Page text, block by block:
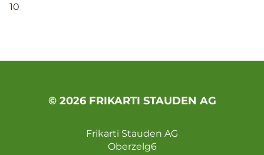
10
© 2026 FRIKARTI STAUDEN AG
Frikarti Stauden AG
Oberzelg6